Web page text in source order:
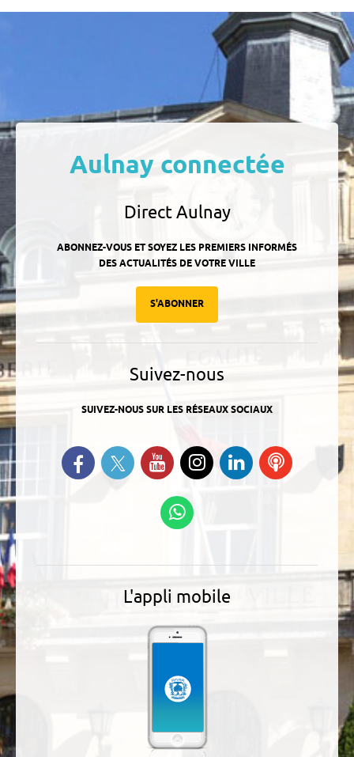
Aulnay connectée
Direct Aulnay
ABONNEZ-VOUS ET SOYEZ LES PREMIERS INFORMÉS
DES ACTUALITÉS DE VOTRE VILLE
S'ABONNER
Suivez-nous
SUIVEZ-NOUS SUR LES RÉSEAUX SOCIAUX
Retrouvez-nous sur Facebook
Suivez-nous sur Twitter
Suivez-nous sur YouTube
Suivez-nous sur
Instagram
Retrouvez-
nous sur
Ecoutez
L'appli mobile